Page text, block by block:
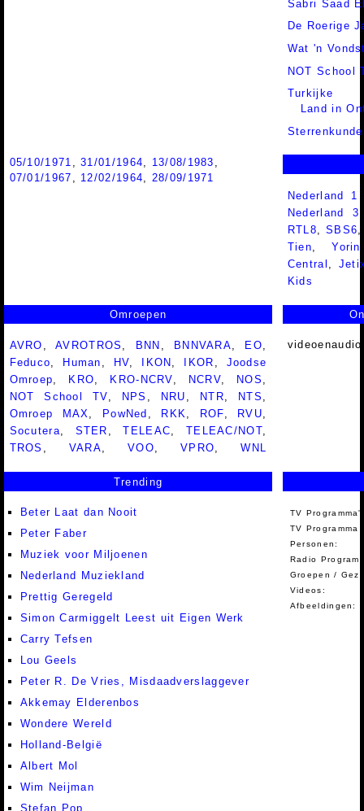
Sabri Saad
De Roerige
Wat 'n
NOT School
Turkijke
Land in
Sterrenkunde
05/10/1971 ,31/01/1964, 13/08/1983 ,
07/01/1967 , 12/02/1964, 28/09/1971
Nederland 1
Nederland
RTL8 ,SBS6
Tien ,Yorin
Central
Kids
Omroepen
AVRO ,AVROTROS , BNN , BNNVARA, EO,
Feduco, Human , HV, IKON , IKOR , Joodse
Omroep, KRO, KRO-NCRV, NCRV, NOS ,
NOT School TV, NPS , NRU , NTR, NTS ,
Omroep MAX, PowNed , RKK, ROF, RVU,
Socutera, STER ,TELEAC, TELEAC/NOT,
TROS , VARA,VOO,VPRO,WNL
Trending
Beter Laat dan Nooit
Peter Faber
Muziek voor Miljoenen
Nederland Muziekland
Prettig Geregeld
Simon Carmiggelt Leest uit Eigen Werk
Carry Tefsen
Lou Geels
Peter R. De Vries, Misdaadverslaggever
Akkemay Elderenbos
Wondere Wereld
Holland-België
Albert Mol
Wim Neijman
Stefan Pop
TV
TV Programma
Personen:
Radio
Groepen /
Videos:
Afbeeldingen: